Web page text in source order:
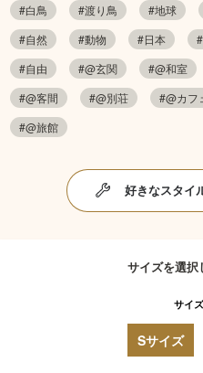
#白鳥 #渡り鳥 #地球
#自然
#動物 #日本
#自由
#@玄関 #@和室
#@客間
#@別荘 #@カフ
#@旅館
好きなスタイ
サイズを選択
サイ
Sサイズ